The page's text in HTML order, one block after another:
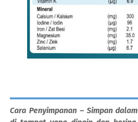
Cara Penyimpanan – Simpan